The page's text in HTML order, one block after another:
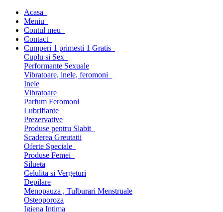
Acasa
Meniu
Contul meu
Contact
Cumperi 1 primesti 1 Gratis
Cuplu si Sex
Performante Sexuale
Vibratoare, inele, feromoni
Inele
Vibratoare
Parfum Feromoni
Lubrifiante
Prezervative
Produse pentru Slabit
Scaderea Greutatii
Oferte Speciale
Produse Femei
Silueta
Celulita si Vergeturi
Depilare
Menopauza , Tulburari Menstruale
Osteoporoza
Igiena Intima